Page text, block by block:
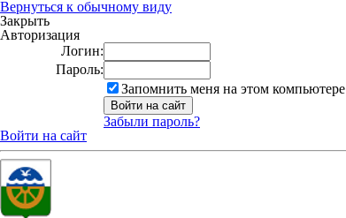
Вернуться к обычному виду
Закрыть
Авторизация
Логин:
Пароль:
Запомнить меня на этом компьютере
Забыли пароль?
Войти на сайт